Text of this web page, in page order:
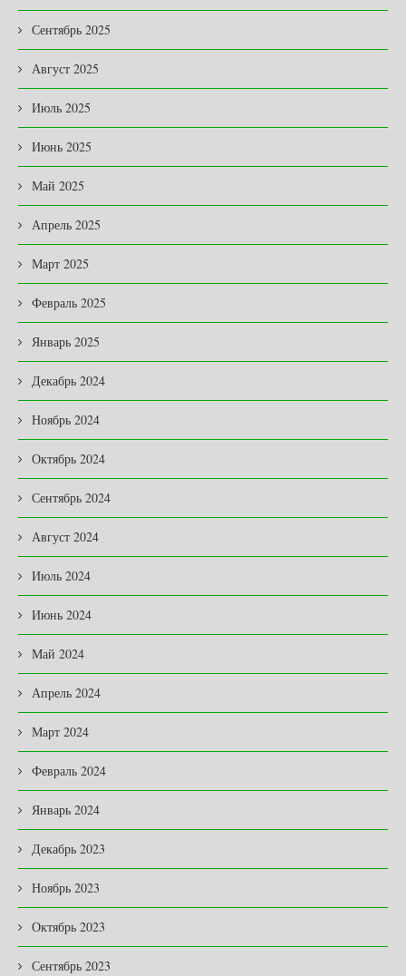
Сентябрь 2025
Август 2025
Июль 2025
Июнь 2025
Май 2025
Апрель 2025
Март 2025
Февраль 2025
Январь 2025
Декабрь 2024
Ноябрь 2024
Октябрь 2024
Сентябрь 2024
Август 2024
Июль 2024
Июнь 2024
Май 2024
Апрель 2024
Март 2024
Февраль 2024
Январь 2024
Декабрь 2023
Ноябрь 2023
Октябрь 2023
Сентябрь 2023